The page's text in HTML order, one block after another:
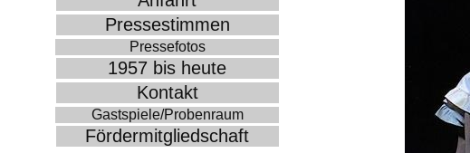
Pressestimmen
Pressefotos
1957 bis heute
Kontakt
Gastspiele/Probenraum
Fördermitgliedschaft